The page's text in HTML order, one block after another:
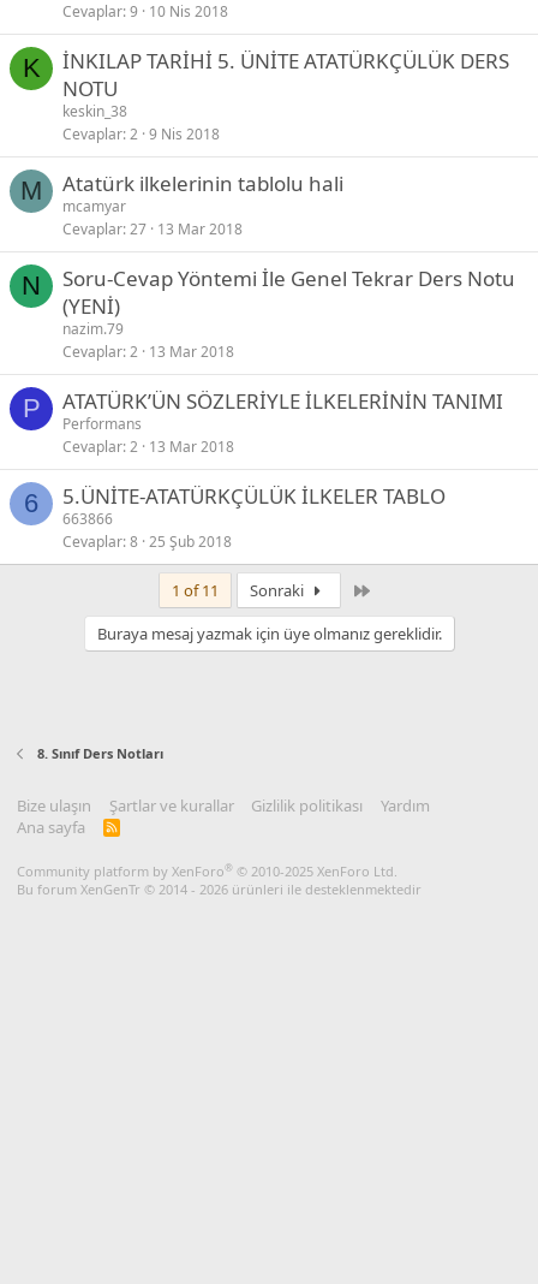
Cevaplar 9 10 Nis 2018
K
İNKILAP TARİHİ 5. ÜNİTE ATATÜRKÇÜLÜK DERS
NOTU
keskin_38
Cevaplar 2 9 Nis 2018
M Atatürk ilkelerinin tablolu hali
mcamyar
Cevaplar 27 13 Mar 2018
N
Soru-Cevap Yöntemi İle Genel Tekrar Ders Notu
(YENİ)
nazim.79
Cevaplar 2 13 Mar 2018
P ATATÜRK’ÜN SÖZLERİYLE İLKELERİNİN TANIMI
Performans
Cevaplar 2 13 Mar 2018
6 5.ÜNİTE-ATATÜRKÇÜLÜK İLKELER TABLO
663866
Cevaplar 8 25 Şub 2018
1 of 11 Sonraki
Buraya mesaj yazmak için üye olmanız gereklidir.
8. Sınıf Ders Notları
Bize ulaşın Şartlar ve kurallar Gizlilik politikası
Yardım
Ana sayfa
R
Community platform by XenForo® © 2010-2025 XenForo Ltd.
Bu forum XenGenTr © 2014 - 2026 ürünleri ile desteklenmektedir